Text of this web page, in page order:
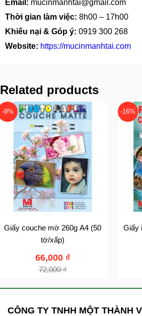
Email: mucinmanhtai@gmail.com
Thời gian làm việc: 8h00 – 17h00
Khiếu nại & Góp ý: 0919 300 268
Website: https://mucinmanhtai.com
Related products
-9%
Giấy couche mờ 260g A4 (50
tờ/xấp)
72,000₫
66,000 ₫
-16%
Giấy
CÔNG TY TNHH MỘT THÀNH